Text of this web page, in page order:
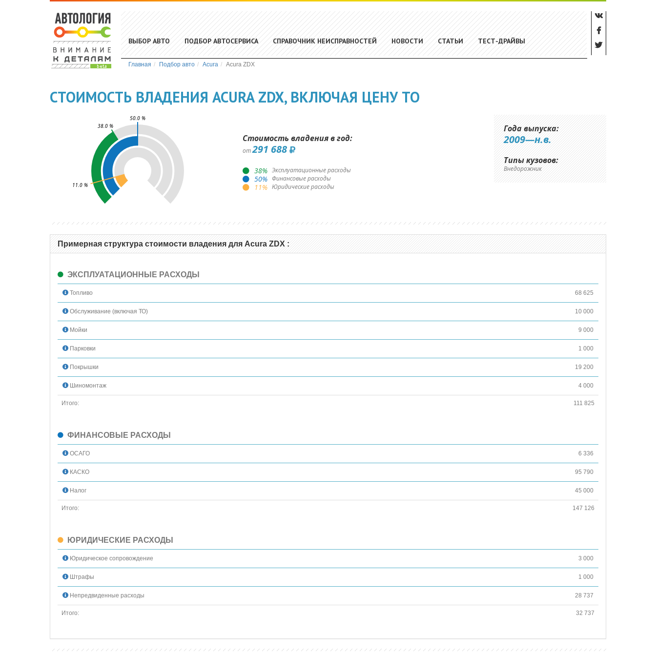
ВЫБОР АВТО ПОДБОР АВТОСЕРВИСА СПРАВОЧНИК НЕИСПРАВНОСТЕЙ НОВОСТИ СТАТЬИ ТЕСТ-ДРАЙВЫ
Главная Подбор авто Acura Acura ZDX
СТОИМОСТЬ ВЛАДЕНИЯ ACURA ZDX, ВКЛЮЧАЯ ЦЕНУ ТО
38.0 %
50.0 %
11.0 %
Стоимость владения в год:
от291 688
38% Эксплуатационные расходы
50% Финансовые расходы
11% Юридические расходы
Года выпуска:
2009—н.в.
Типы кузовов:
Внедорожник
Примерная структура стоимости владения для Acura ZDX :
ЭКСПЛУАТАЦИОННЫЕ РАСХОДЫ
Топливо 68 625
Обслуживание (включая ТО) 10 000
Мойки 9 000
Парковки 1 000
Покрышки 19 200
Шиномонтаж 4 000
Итого: 111 825
ФИНАНСОВЫЕ РАСХОДЫ
ОСАГО 6 336
КАСКО 95 790
Налог 45 000
Итого: 147 126
ЮРИДИЧЕСКИЕ РАСХОДЫ
Юридическое сопровождение 3 000
Штрафы 1 000
Непредвиденные расходы 28 737
Итого: 32 737